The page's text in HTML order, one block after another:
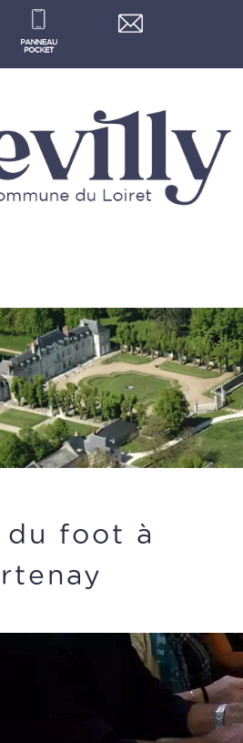
du foot à